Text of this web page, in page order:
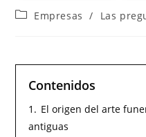
Empresas / Las
Contenidos
1. El origen del arte
antiguas